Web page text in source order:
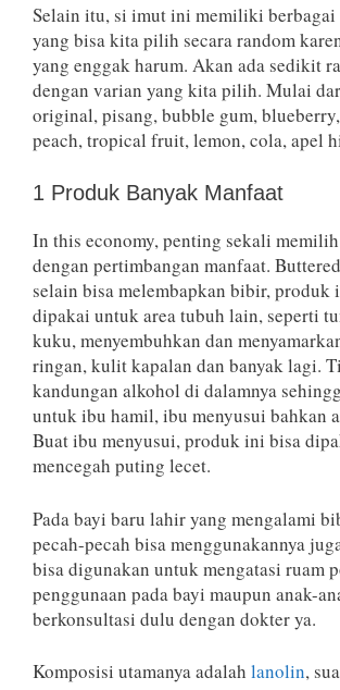
Selain itu, si imut ini memiliki berbagai
yang bisa kita pilih secara random
yang enggak harum. Akan ada sedikit
dengan varian yang kita pilih. Mulai
original, pisang, bubble gum,
peach, tropical fruit, lemon, cola, apel
1 Produk Banyak Manfaat
In this economy, penting sekali
dengan pertimbangan manfaat.
selain bisa melembapkan bibir, produk
dipakai untuk area tubuh lain, seperti
kuku, menyembuhkan dan
ringan, kulit kapalan dan banyak lagi.
kandungan alkohol di dalamnya
untuk ibu hamil, ibu menyusui bahkan
Buat ibu menyusui, produk ini bisa
mencegah puting lecet.
Pada bayi baru lahir yang mengalami
pecah-pecah bisa menggunakannya
bisa digunakan untuk mengatasi ruam
penggunaan pada bayi maupun anak-
berkonsultasi dulu dengan dokter ya.
Komposisi utamanya adalah lanolin,